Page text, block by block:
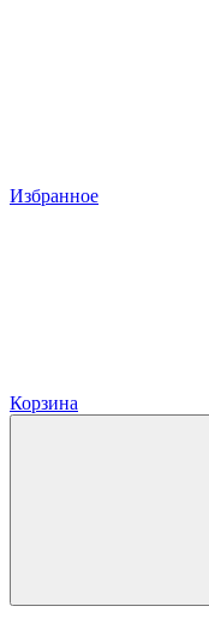
Избранное
Корзина